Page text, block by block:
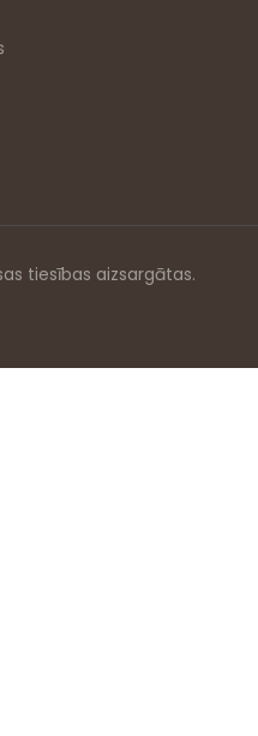
tiesības aizsargātas.